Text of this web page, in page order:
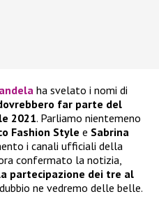
ha svelato i nomi di
far parte del
2021. Parliamo nientemeno
Fashion Style e Sabrina
i canali ufficiali della
confermato la notizia,
partecipazione dei tre al
ne vedremo delle belle.